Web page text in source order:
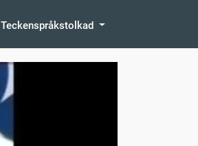
Teckenspråkstolkad